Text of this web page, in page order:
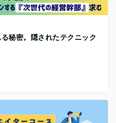
秘密。隠されたテクニック